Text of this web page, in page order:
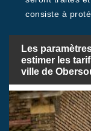
consiste à
Les
estimer les
ville de